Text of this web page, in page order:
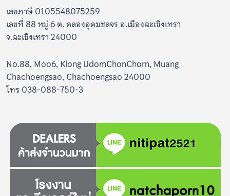
เลขภาษี 0105548075259
เลขที่ 88 หมู่ 6 ต. คลองอุดมชลจร อ.เมืองฉะเชิงเทรา
จ.ฉะเชิงเทรา 24000
No.88, Moo6, Klong UdomChonChorn, Muang
Chachoengsao, Chachoengsao 24000
โทร 038-088-750-3